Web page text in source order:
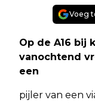
Voeg
Op de A16 bij
vanochtend
een
pijler van een